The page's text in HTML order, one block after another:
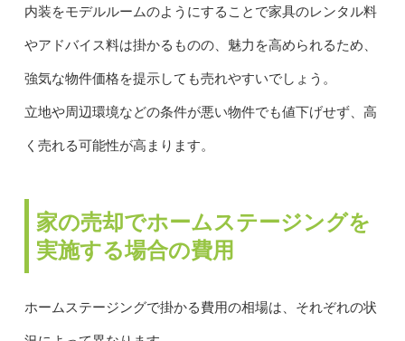
内装をモデルルームのようにすることで家具のレンタル料
やアドバイス料は掛かるものの、魅力を高められるため、
強気な物件価格を提示しても売れやすいでしょう。
立地や周辺環境などの条件が悪い物件でも値下げせず、高
く売れる可能性が高まります。
家の売却でホームステージングを
実施する場合の費用
ホームステージングで掛かる費用の相場は、それぞれの状